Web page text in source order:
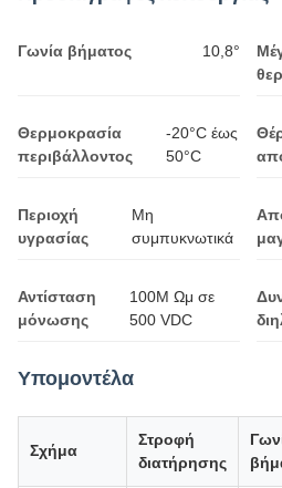
Γωνία βήματος 10,8°
Θερμοκρασία
περιβάλλοντος
-20°C έως
50°C
Περιοχή
υγρασίας
Μη
συμπυκνωτικά
Αντίσταση
μόνωσης
100M Ωμ σε
500 VDC
Υπομοντέλα
Σχήμα
Στροφή
διατήρησης